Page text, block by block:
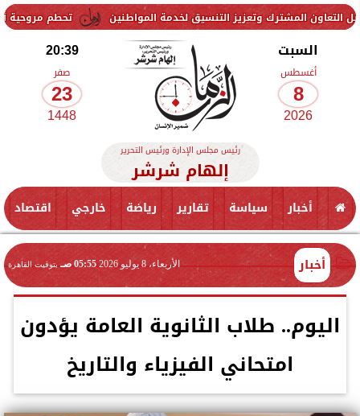
تحطم مروحية أثناء مكافحة حريق وتعزيز التنسيق لخدمة المواطنين
السبت
أغسطس
8
2026
20:39
صفر
23
1448
رئيس مجلس الإدارة ورئيس التحرير
إلهام شرشر
أخبار سياسة تقارير رياضة خارجي اقتصاد
أخبار الأربعاء، 8 يوليو 2026 05:55 صـ بتوقيت القاهرة
اليوم.. طلاب الثانوية العامة يؤدون
امتحاني الفيزياء والتاريخ